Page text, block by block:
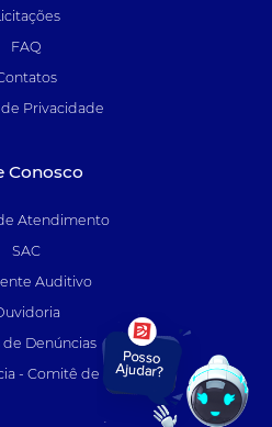
FAQ
Privacidade
Conosco
Atendimento
SAC
Auditivo
de Denúncias
- Comitê de Auditoria